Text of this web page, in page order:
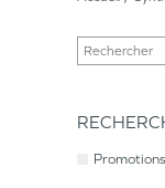
Promotions